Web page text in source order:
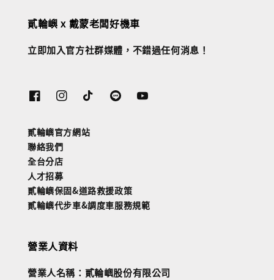
貳輪嶼 x 戴蒙老闆好機車
立即加入官方社群媒體，不錯過任何消息！
貳輪嶼官方網站
聯絡我們
全台分店
人才招募
貳輪嶼保固&道路救援政策
貳輪嶼代步車&調度車服務規範
營業人資料
營業人名稱：貳輪嶼股份有限公司